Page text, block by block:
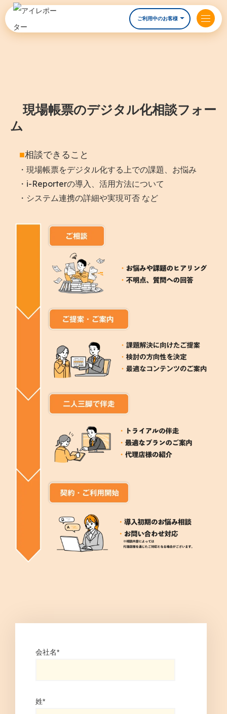
ご利用中のお客様
現場帳票のデジタル化相談フォー
ム
■相談できること
・現場帳票をデジタル化する上での課題、お悩み
・i-Reporterの導入、活用方法について
・システム連携の詳細や実現可否 など
会社名*
姓*